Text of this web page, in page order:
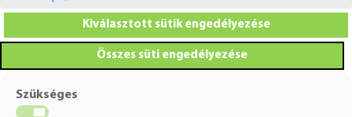
Kiválasztott sütik engedélyezése
Összes süti engedélyezése
Szükséges